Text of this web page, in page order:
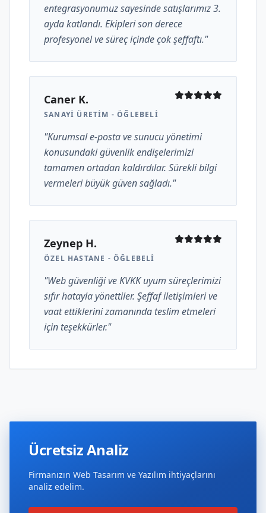
entegrasyonumuz sayesinde satışlarımız 3.
ayda katlandı. Ekipleri son derece
profesyonel ve süreç içinde çok şeffaftı."
Caner K.
SANAYI ÜRETIM - ÖĞLEBELI
"Kurumsal e-posta ve sunucu yönetimi
konusundaki güvenlik endişelerimizi
tamamen ortadan kaldırdılar. Sürekli bilgi
vermeleri büyük güven sağladı."
Zeynep H.
ÖZEL HASTANE - ÖĞLEBELI
"Web güvenliği ve KVKK uyum süreçlerimizi
sıfır hatayla yönettiler. Şeffaf iletişimleri ve
vaat ettiklerini zamanında teslim etmeleri
için teşekkürler."
Ücretsiz Analiz
Firmanızın Web Tasarım ve Yazılım ihtiyaçlarını
analiz edelim.